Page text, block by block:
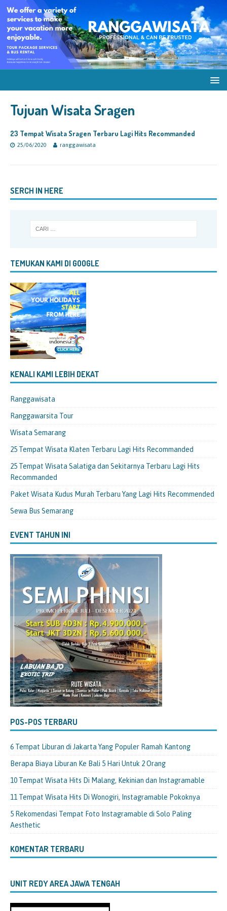
Tujuan Wisata Sragen
23 Tempat Wisata Sragen Terbaru Lagi Hits Recommanded
25/06/2020 ranggawisata
SERCH IN HERE
TEMUKAN KAMI DI GOOGLE
KENALI KAMI LEBIH DEKAT
Ranggawisata
Ranggawarsita Tour
Wisata Semarang
25 Tempat Wisata Klaten Terbaru Lagi Hits Recommanded
25 Tempat Wisata Salatiga dan Sekitarnya Terbaru Lagi Hits
Recommanded
Paket Wisata Kudus Murah Terbaru Yang Lagi Hits Recommended
Sewa Bus Semarang
EVENT TAHUN INI
POS-POS TERBARU
6 Tempat Liburan di Jakarta Yang Populer Ramah Kantong
Berapa Biaya Liburan Ke Bali 5 Hari Untuk 2 Orang
10 Tempat Wisata Hits Di Malang, Kekinian dan Instagramable
11 Tempat Wisata Hits Di Wonogiri, Instagramable Pokoknya
5 Rekomendasi Tempat Foto Instagramable di Solo Paling
Aesthetic
KOMENTAR TERBARU
UNIT REDY AREA JAWA TENGAH